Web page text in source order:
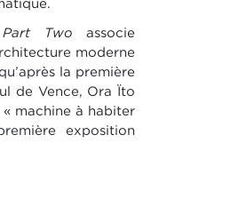
Part Two associe
moderne
la première
de Vence, Ora Ïto
machine à habiter
exposition